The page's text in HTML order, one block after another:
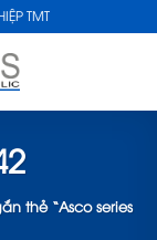
TMT
thẻ “Asco series